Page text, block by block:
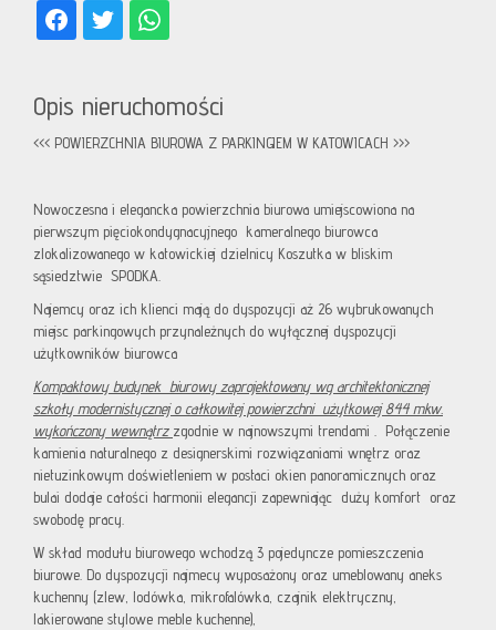
Opis nieruchomości
<<< POWIERZCHNIA BIUROWA Z PARKINGIEM W KATOWICACH >>>
Nowoczesna i elegancka powierzchnia biurowa umiejscowiona na
pierwszym pięciokondygnacyjnego kameralnego biurowca
zlokalizowanego w katowickiej dzielnicy Koszutka w bliskim
sąsiedztwie SPODKA.
Najemcy oraz ich klienci mają do dyspozycji aż 26 wybrukowanych
miejsc parkingowych przynależnych do wyłącznej dyspozycji
użytkowników biurowca
Kompaktowy budynek biurowy zaprojektowany wg architektonicznej
szkoły modernistycznej o całkowitej powierzchni użytkowej 844 mkw.
wykończony wewnątrz zgodnie w najnowszymi trendami . Połączenie
kamienia naturalnego z designerskimi rozwiązaniami wnętrz oraz
nietuzinkowym doświetleniem w postaci okien panoramicznych oraz
bulai dodaje całości harmonii elegancji zapewniając duży komfort oraz
swobodę pracy.
W skład modułu biurowego wchodzą 3 pojedyncze pomieszczenia
biurowe. Do dyspozycji najmecy wyposażony oraz umeblowany aneks
kuchenny (zlew, lodówka, mikrofalówka, czajnik elektryczny,
lakierowane stylowe meble kuchenne),